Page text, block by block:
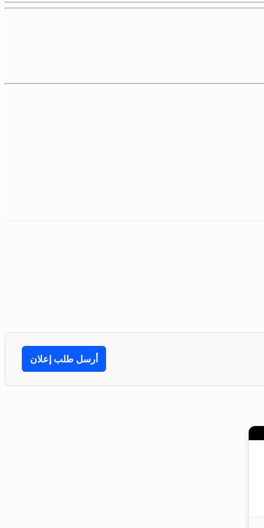
أرسل طلب إعلان